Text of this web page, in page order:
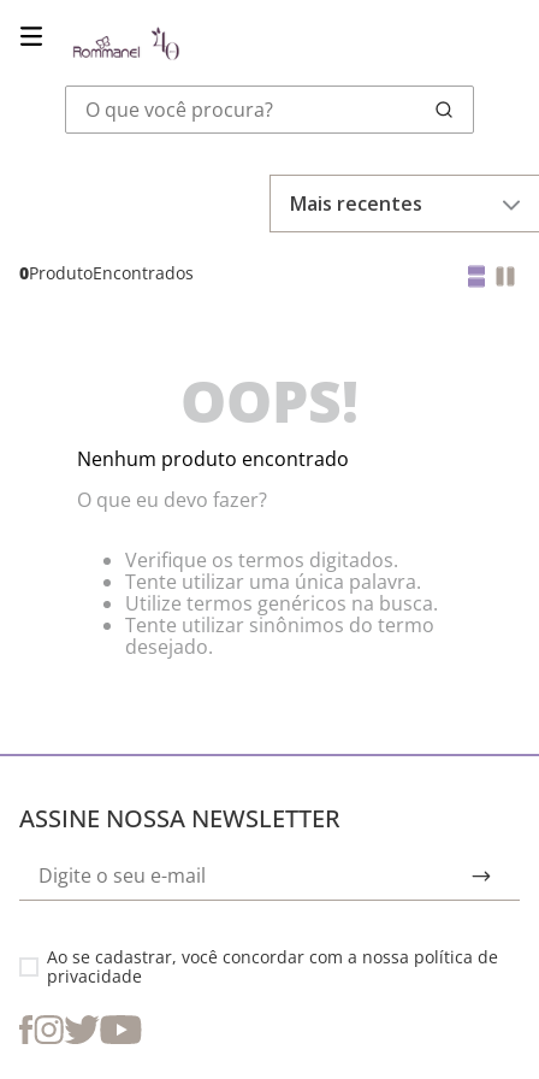
O que você procura?
Mais recentes
0Produto
OOPS!
Nenhum produto encontrado
O que eu devo fazer?
Verifique os termos digitados.
Tente utilizar uma única palavra.
Utilize termos genéricos na busca.
Tente utilizar sinônimos do termo
desejado.
ASSINE NOSSA NEWSLETTER
Ao se cadastrar, você concordar com a nossa política de
privacidade